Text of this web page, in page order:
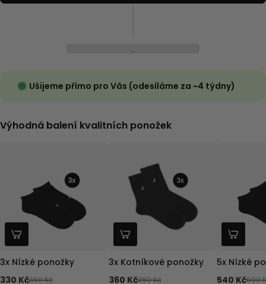
Ušijeme přímo pro Vás (odesíláme za ~4 týdny)
Výhodná balení kvalitních ponožek
3x Nízké ponožky
330 Kč360 Kč
3x Kotníkové ponožky
360 Kč390 Kč
5x Nízké
540 Kč600